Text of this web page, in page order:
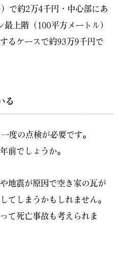
で約2万4千円・中心部にあ
上階（100平方メートル）
るケースで約93万9千円で
る
度の点検が必要です。
前でしょうか。
地震が原因で空き家の瓦が
てしまうかもしれません。
て死亡事故も考えられま